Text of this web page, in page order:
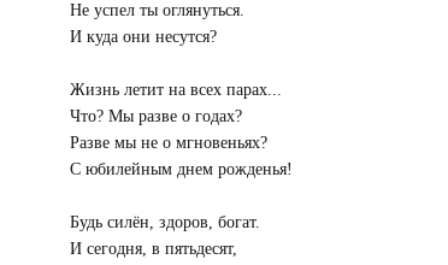
Не успел ты оглянуться.
И куда они несутся?
Жизнь летит на всех парах...
Что? Мы разве о годах?
Разве мы не о мгновеньях?
С юбилейным днем рожденья!
Будь силён, здоров, богат.
И сегодня, в пятьдесят,